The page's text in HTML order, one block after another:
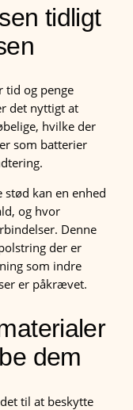
tidligt
tid og penge
det nyttigt at
hvilke der
som batterier
kan en enhed
og hvor
Denne
der er
som indre
er påkrævet.
dem
til at beskytte